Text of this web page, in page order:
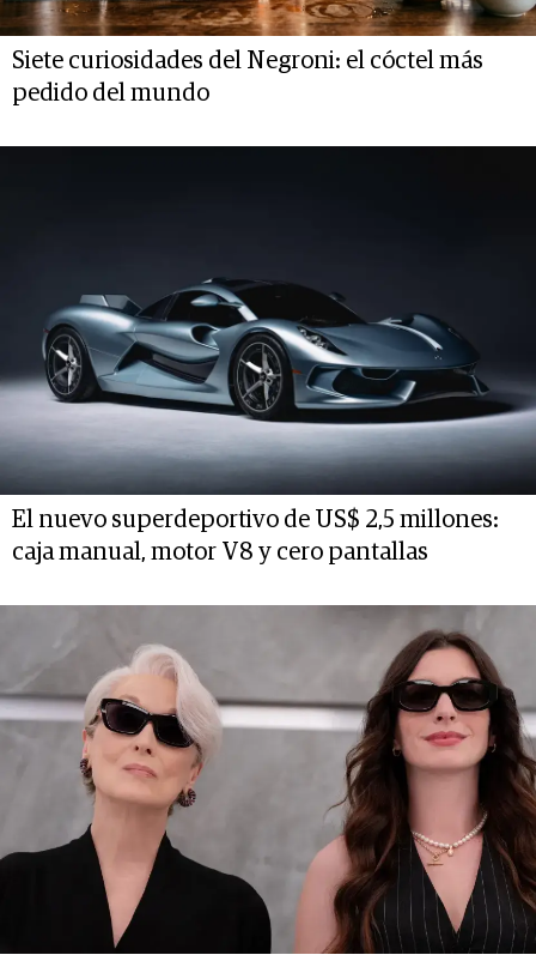
Siete curiosidades del Negroni: el cóctel más
pedido del mundo
El nuevo superdeportivo de US$ 2,5 millones:
caja manual, motor V8 y cero pantallas